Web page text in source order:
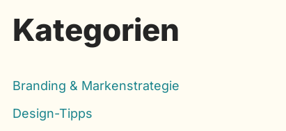
Kategorien
Branding & Markenstrategie
Design-Tipps